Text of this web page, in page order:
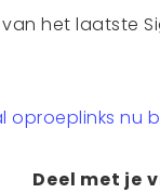
het laatste
oproeplinks nu
Deel met je